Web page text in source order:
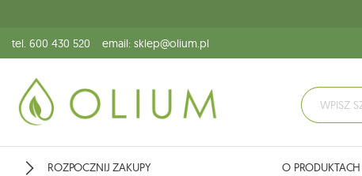
tel. 600 430 520 email: sklep@olium.pl
ROZPOCZNIJ ZAKUPY O PRODUKTACH